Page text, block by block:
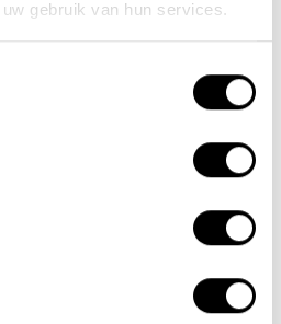
gebruik van hun services.